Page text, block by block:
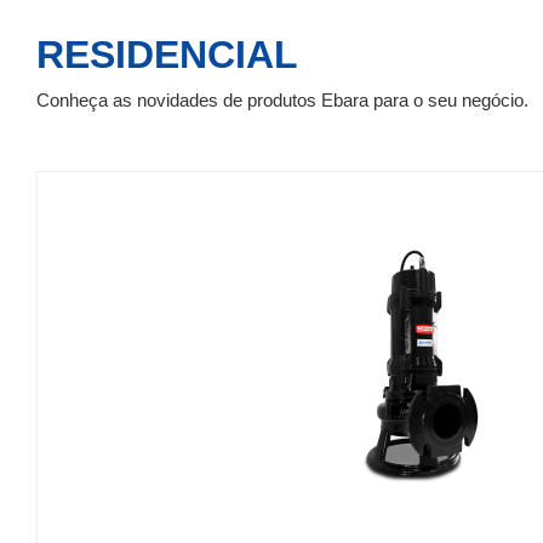
RESIDENCIAL
Conheça as novidades de produtos Ebara para o seu negócio.